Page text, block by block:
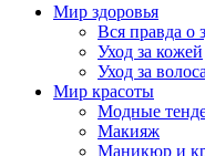
Мир здоровья
Вся правда о
Уход за кожей
Уход за
Мир красоты
Модные
Макияж
Маникюр и